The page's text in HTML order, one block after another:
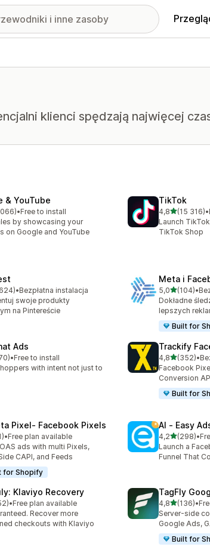
klienci spędzają najwięcej
& YouTube
recenzji: 5066
•Free to install
by showcasing your
on Google and YouTube
TikTok
4,8na 5(15 316)
Łączna liczba •
Launch
TikTok Shop
recenzji: 1624
•Bezpłatna instalacja
swoje produkty
na Pintereście
Meta i
5,0na 5(104)
Łączna liczba
•
Dokładne
lepszych
Built for
Ads
recenzji: 670
•Free to install
with intent not just to
Trackify
4,8na 5(352)
Łączna liczba
•
Facebook
Conversion
Built for
Pixel‑ Facebook Pixels
recenzji: 91
•Free plan available
ads with multi Pixels,
CAPI, and Feeds
for Shopify
AI ‑ Easy
4,2na 5(298)
Łączna liczba
•
Launch a
Funnel That
Klaviyo Recovery
recenzji: 152
•Free plan available
Recover more
checkouts with Klaviyo
TagFly
4,8na 5(136)
Łączna liczba
•
Server-side
Google Ads,
Built for